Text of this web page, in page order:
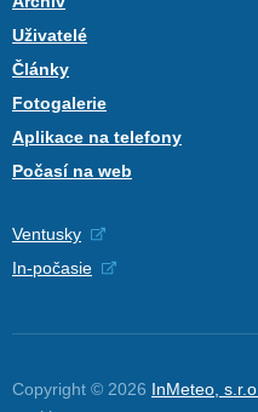
Uživatelé
Články
Fotogalerie
Aplikace na telefony
Počasí na web
Ventusky
In-počasie
Copyright © 2026 InMeteo, s.r.o.